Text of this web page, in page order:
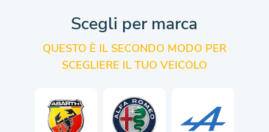
Scegli per marca
QUESTO È IL SECONDO MODO PER
SCEGLIERE IL TUO VEICOLO